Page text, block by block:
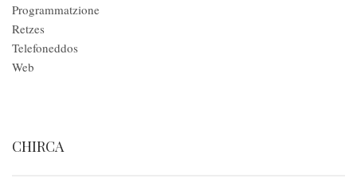
Programmatzione
Retzes
Telefoneddos
Web
CHIRCA